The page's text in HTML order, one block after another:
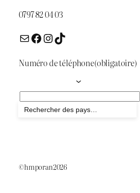
0797 82 04 03
E-mail Facebook InstagramTikTok
Numéro de téléphone(obligatoire)
Envoyer
©hmporan2026